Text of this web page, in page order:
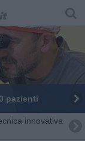
pazienti
innovativa